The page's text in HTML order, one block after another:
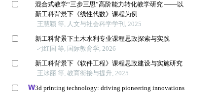
混合式教学“三步三思”高阶能力转化教学研究 ——以
新工科背景下《线性代数》课程为例
王慧颖 等, 人文与社会科学学刊, 2025
新工科背景下土木水利专业课程思政探索与实践
刁红国 等, 国际教育学, 2026
新工科背景下《软件工程》课程思政建设与实施研究
王冰丽 等, 教育衔接与提升, 2025
3d printing technology: driving pioneering innovations